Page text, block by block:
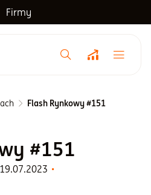
Firmy
Flash Rynkowy #151
#151
19.07.2023